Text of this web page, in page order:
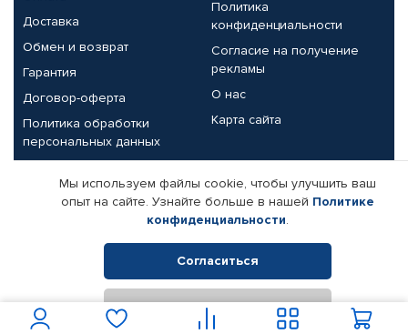
Доставка
Обмен и возврат
Гарантия
Договор-оферта
Политика обработки
персональных данных
Политика
конфиденциальности
Согласие на получение
рекламы
О нас
Карта сайта
Партнерам
Корпоративным клиентам
Поставщикам
Реквизиты компании
© КАМАЗ ЦЕНТР ДОНЕЦК, 2015-2026. Все права защищены.
Интернет-магазин автомобильных товаров Автопрофи.
Мы используем файлы cookie, чтобы улучшить ваш
опыт на сайте. Узнайте больше в нашей Политике
конфиденциальности.
Согласиться
Отклонить